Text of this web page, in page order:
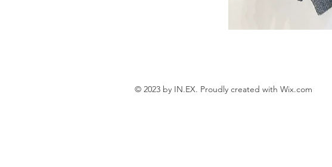
© 2023 by IN.EX. Proudly created with Wix.com